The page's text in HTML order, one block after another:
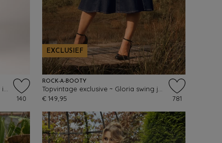
140
EXCLUSIEF
ROCK-A-BOOTY
€ 149,95
781